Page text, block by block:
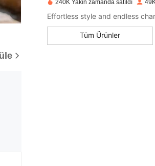
4,79
4,79
240K Yakın zamanda satıldı
Effortless style and endless
Tüm Ürünler